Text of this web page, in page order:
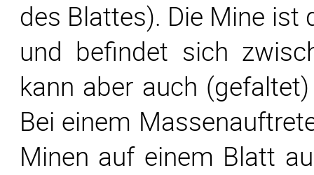
des Blattes). Die Mine
und befindet sich
kann aber auch
Bei einem
Minen auf einem Blatt